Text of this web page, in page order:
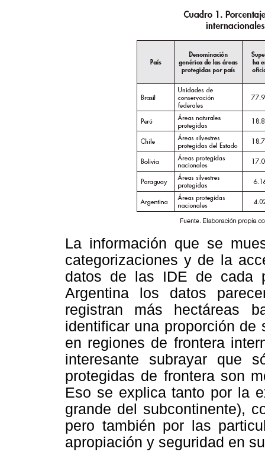
La información que se
categorizaciones y de la
datos de las IDE de
Argentina los datos
registran más hectáreas
identificar una proporción de
en regiones de frontera
interesante subrayar que
protegidas de frontera son
Eso se explica tanto por la
grande del subcontinente),
pero también por las
apropiación y seguridad en